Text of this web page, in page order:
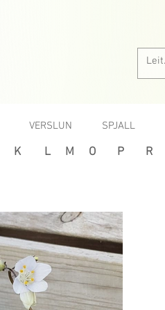
VERSLUN SPJALL
K L M O P R